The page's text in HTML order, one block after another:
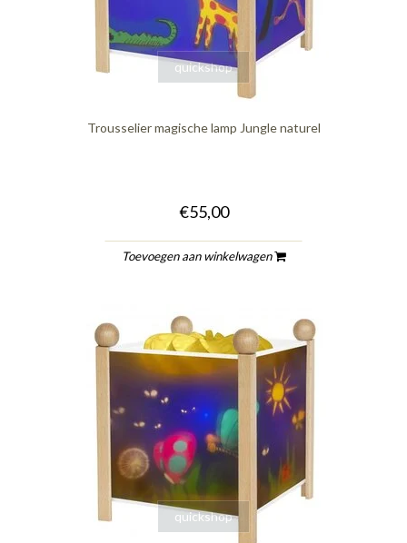
quickshop
Trousselier magische lamp Jungle naturel
€55,00
Toevoegen aan winkelwagen
quickshop